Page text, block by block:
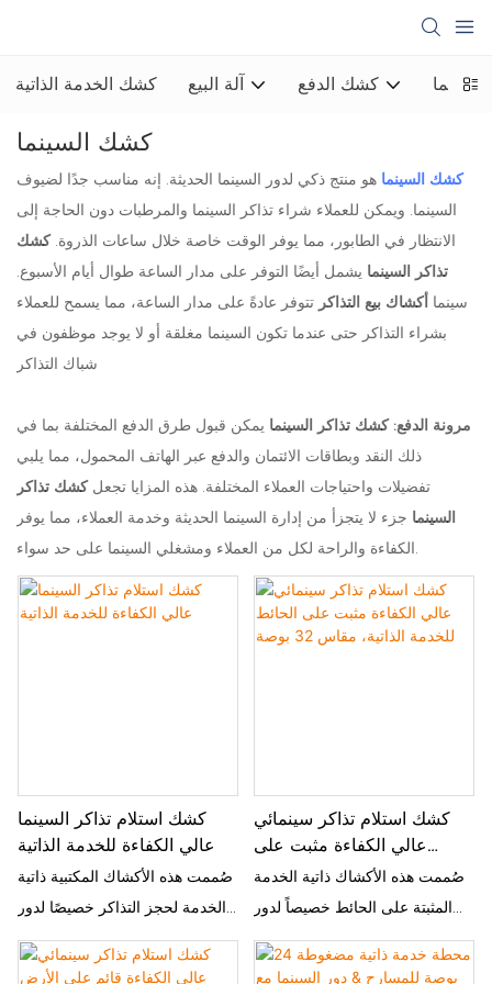
كشك الخدمة الذاتية آلة البيع كشك الدفع
كشك السينما
كشك السينما هو منتج ذكي لدور السينما الحديثة. إنه مناسب جدًا لضيوف
السينما. ويمكن للعملاء شراء تذاكر السينما والمرطبات دون الحاجة إلى
الانتظار في الطابور، مما يوفر الوقت خاصة خلال ساعات الذروة.كشك
تذاكر السينما يشمل أيضًا التوفر على مدار الساعة طوال أيام الأسبوع.
سينما أكشاك بيع التذاكر تتوفر عادةً على مدار الساعة، مما يسمح للعملاء
بشراء التذاكر حتى عندما تكون السينما مغلقة أو لا يوجد موظفون في
مرونة الدفع:كشك تذاكر السينما يمكن قبول طرق الدفع المختلفة بما في
ذلك النقد وبطاقات الائتمان والدفع عبر الهاتف المحمول، مما يلبي
تفضيلات واحتياجات العملاء المختلفة. هذه المزايا تجعلكشك تذاكر
السينما جزء لا يتجزأ من إدارة السينما الحديثة وخدمة العملاء، مما يوفر
الكفاءة والراحة لكل من العملاء ومشغلي السينما على حد سواء.
كشك استلام تذاكر السينما
عالي الكفاءة للخدمة الذاتية
صُممت هذه الأكشاك المكتبية ذاتية
الخدمة لحجز التذاكر خصيصًا لدور
السينما، وهي تُسهّل عملية استلام
التذاكر وتُحسّن تجربة المشاهدين.
كشك استلام تذاكر سينمائي
عالي الكفاءة مثبت على
الحائط للخدمة الذاتية، مقاس
صُممت هذه الأكشاك ذاتية الخدمة
المثبتة على الحائط خصيصاً لدور
السينما، وهي تُسهّل عملية استلام
التذاكر وتُحسّن تجربة المشاهدين.